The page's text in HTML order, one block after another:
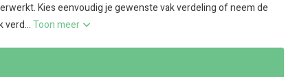
Kies eenvoudig je gewenste vak verdeling of neem de
verd...Toon meer